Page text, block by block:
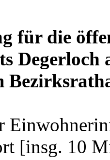
für die
Degerloch
[insg. 10